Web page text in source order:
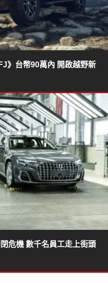
》台幣90萬內 開啟越野新
危機 數千名員工走上街頭